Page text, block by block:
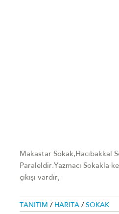
Makastar Sokak,Hacıbakkal
Paraleldir.Yazmacı Sokakla
çıkışı vardır,
TANITIM / HARITA / SOKAK